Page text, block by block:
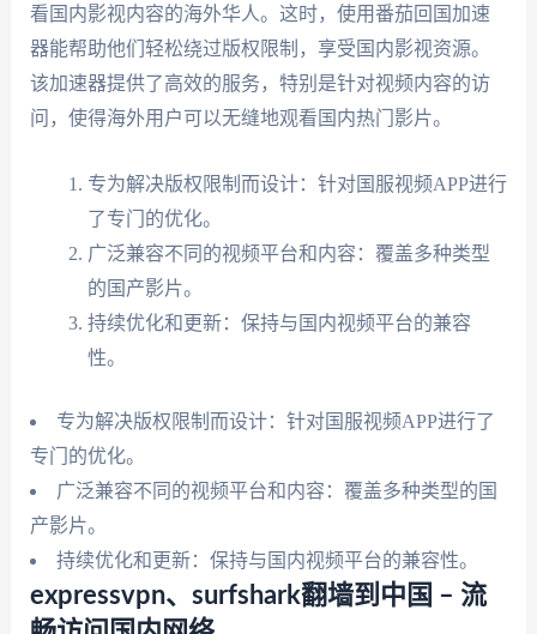
看国内影视内容的海外华人。这时，使用番茄回国加速
器能帮助他们轻松绕过版权限制，享受国内影视资源。
该加速器提供了高效的服务，特别是针对视频内容的访
问，使得海外用户可以无缝地观看国内热门影片。
专为解决版权限制而设计：针对国服视频APP进行
了专门的优化。
广泛兼容不同的视频平台和内容：覆盖多种类型
的国产影片。
持续优化和更新：保持与国内视频平台的兼容
性。
专为解决版权限制而设计：针对国服视频APP进行了
专门的优化。
广泛兼容不同的视频平台和内容：覆盖多种类型的国
产影片。
持续优化和更新：保持与国内视频平台的兼容性。
expressvpn、surfshark翻墙到中国 – 流